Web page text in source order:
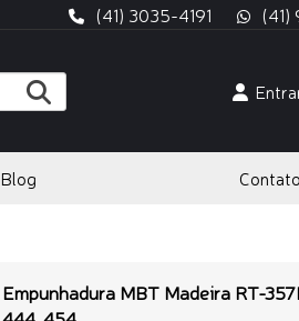
(41) 3035-4191
Blog Contato
Empunhadura MBT Madeira RT-